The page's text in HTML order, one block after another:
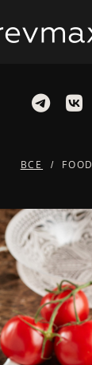
ВСЕ FOOD